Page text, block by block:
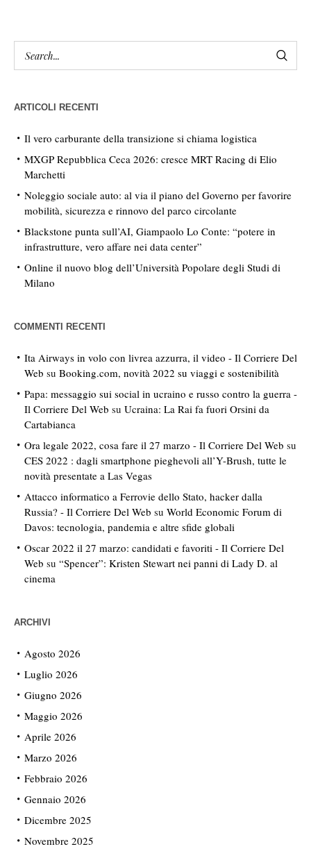
ARTICOLI RECENTI
Il vero carburante della transizione si chiama logistica
MXGP Repubblica Ceca 2026: cresce MRT Racing di Elio
Marchetti
Noleggio sociale auto: al via il piano del Governo per favorire
mobilità, sicurezza e rinnovo del parco circolante
Blackstone punta sull’AI, Giampaolo Lo Conte: “potere in
infrastrutture, vero affare nei data center”
Online il nuovo blog dell’Università Popolare degli Studi di
Milano
COMMENTI RECENTI
Ita Airways in volo con livrea azzurra, il video - Il Corriere Del
Web su Booking.com, novità 2022 su viaggi e sostenibilità
Papa: messaggio sui social in ucraino e russo contro la guerra -
Il Corriere Del Web su Ucraina: La Rai fa fuori Orsini da
Cartabianca
Ora legale 2022, cosa fare il 27 marzo - Il Corriere Del Web su
CES 2022 : dagli smartphone pieghevoli all’Y-Brush, tutte le
novità presentate a Las Vegas
Attacco informatico a Ferrovie dello Stato, hacker dalla
Russia? - Il Corriere Del Web su World Economic Forum di
Davos: tecnologia, pandemia e altre sfide globali
Oscar 2022 il 27 marzo: candidati e favoriti - Il Corriere Del
Web su “Spencer”: Kristen Stewart nei panni di Lady D. al
cinema
ARCHIVI
Agosto 2026
Luglio 2026
Giugno 2026
Maggio 2026
Aprile 2026
Marzo 2026
Febbraio 2026
Gennaio 2026
Dicembre 2025
Novembre 2025